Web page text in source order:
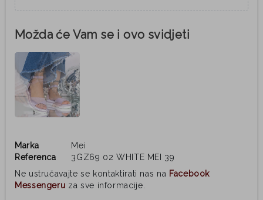
Možda će Vam se i ovo svidjeti
Marka
Mei
Referenca
3GZ69 02 WHITE MEI 39
Ne ustručavajte se kontaktirati nas na Facebook
Messengeru za sve informacije.